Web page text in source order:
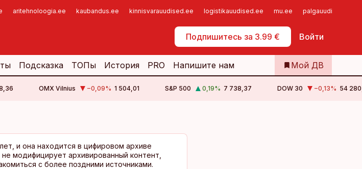
aritehnoloogia.ee kaubandus.ee kinnisvarauudised.ee logistikauudised.ee mu.ee palgauudised.ee
Подпишитесь за 3.99 € Войти
Самообслуживание
Подсказка ТОПы История PRO Напишите нам Мой ДВ
OMX Vilnius −0,09% 1 504,01 S&P 500 0,19% 7 738,37 DOW 30 −0,13% 54
и она находится в цифировом архиве
модифицирует архивированный контент,
с более поздними источниками.